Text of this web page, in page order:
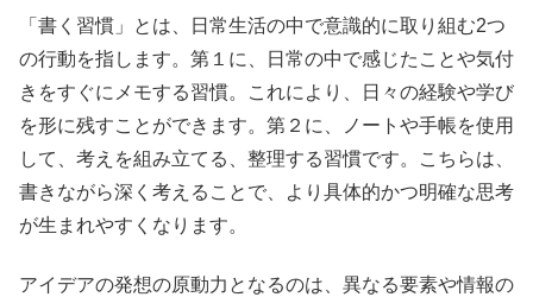
「書く習慣」とは、日常生活の中で意識的に取り組む2つ
の行動を指します。第１に、日常の中で感じたことや気付
きをすぐにメモする習慣。これにより、日々の経験や学び
を形に残すことができます。第２に、ノートや手帳を使用
して、考えを組み立てる、整理する習慣です。こちらは、
書きながら深く考えることで、より具体的かつ明確な思考
が生まれやすくなります。
アイデアの発想の原動力となるのは、異なる要素や情報の